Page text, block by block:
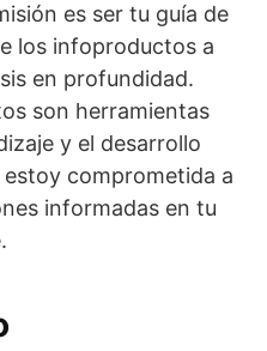
es ser tu guía de
los infoproductos a
en profundidad.
son herramientas
y el desarrollo
comprometida a
informadas en tu